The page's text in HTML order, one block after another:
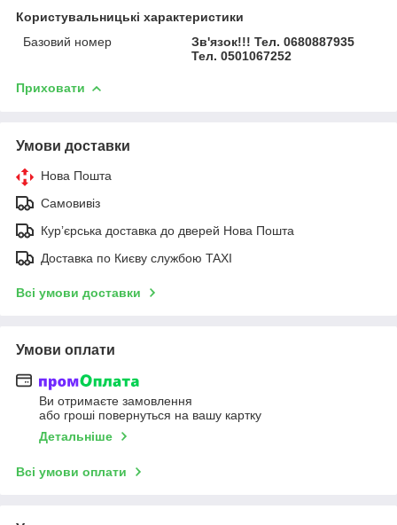
Користувальницькі характеристики
Базовий номер
Зв'язок!!! Тел. 0680887935
Тел. 0501067252
Приховати
Умови доставки
Нова Пошта
Самовивіз
Курʼєрська доставка до дверей Нова Пошта
Доставка по Києву службою TAXI
Всі умови доставки
Умови оплати
Ви отримаєте замовлення
або гроші повернуться на вашу картку
Детальніше
Всі умови оплати